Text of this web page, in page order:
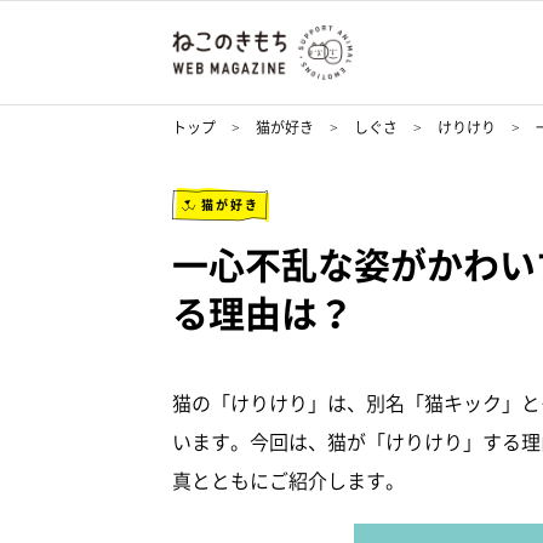
トップ 猫が好き しぐさ けりけり
猫が好き
一心不乱な姿がかわ
る理由は？
猫の「けりけり」は、別名「猫キック」
います。今回は、猫が「けりけり」する
真とともにご紹介します。